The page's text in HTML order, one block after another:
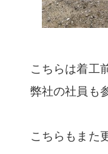
こちらは着工
弊社の社員も
こちらもまた